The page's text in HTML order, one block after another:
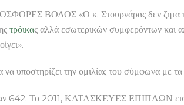
ΒΟΛΟΣ «Ο κ. Στουρνάρας δεν ζητα
τρόικας αλλά εσωτερικών συμφερόντων και
υποστηρίζει την ομιλίας του σύμφωνα με τα
642. Το 2011, ΚΑΤΑΣΚΕΥΕΣ ΕΠΙΠΛΩΝ